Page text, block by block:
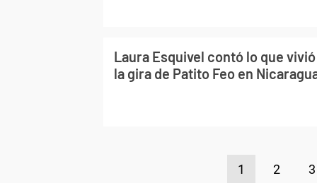
Laura Esquivel contó lo que
la gira de Patito Feo en
1 2 3